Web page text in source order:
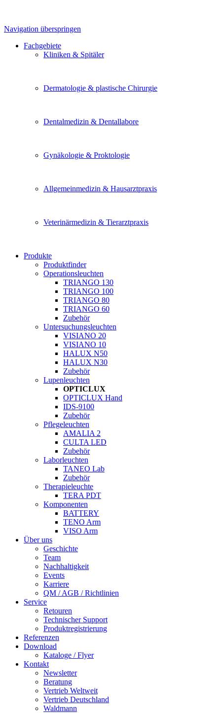
Navigation überspringen
Fachgebiete
Kliniken & Spitäler
Dermatologie & plastische Chirurgie
Dentalmedizin & Dentallabore
Gynäkologie & Proktologie
Allgemeinmedizin & Hausarztpraxis
Veterinärmedizin & Tierarztpraxis
Produkte
Produktfinder
Operationsleuchten
TRIANGO 130
TRIANGO 100
TRIANGO 80
TRIANGO 60
Zubehör
Untersuchungsleuchten
VISIANO 20
VISIANO 10
HALUX N50
HALUX N30
Zubehör
Lupenleuchten
OPTICLUX
OPTICLUX Hand
IDS-9100
Zubehör
Pflegeleuchten
AMALIA 2
CULTA LED
Zubehör
Laborleuchten
TANEO Lab
Zubehör
Therapieleuchte
TERA PDT
Komponenten
BATTERY
TENO Arm
VISO Arm
Über uns
Geschichte
Team
Nachhaltigkeit
Events
Karriere
QM / AGB / Richtlinien
Service
Retouren
Technischer Support
Produktregistrierung
Referenzen
Download
Kataloge / Flyer
Kontakt
Newsletter
Beratung
Vertrieb Weltweit
Vertrieb Deutschland
Waldmann